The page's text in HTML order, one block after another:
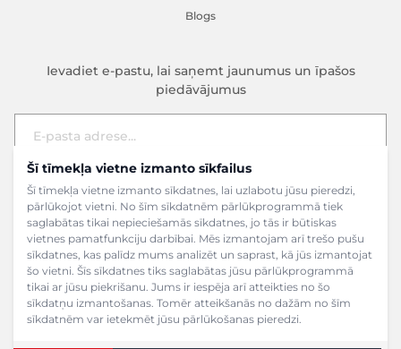
Šī tīmekļa vietne izmanto sīkfailus
Šī tīmekļa vietne izmanto sīkdatnes, lai uzlabotu jūsu pieredzi,
pārlūkojot vietni. No šīm sīkdatnēm pārlūkprogrammā tiek
saglabātas tikai nepieciešamās sīkdatnes, jo tās ir būtiskas
vietnes pamatfunkciju darbībai. Mēs izmantojam arī trešo pušu
sīkdatnes, kas palīdz mums analizēt un saprast, kā jūs izmantojat
šo vietni. Šīs sīkdatnes tiks saglabātas jūsu pārlūkprogrammā
tikai ar jūsu piekrišanu. Jums ir iespēja arī atteikties no šo
sīkdatņu izmantošanas. Tomēr atteikšanās no dažām no šīm
sīkdatnēm var ietekmēt jūsu pārlūkošanas pieredzi.
Blogs
Ievadiet e-pastu, lai saņemt jaunumus un īpašos
piedāvājumus
E-pasta adrese
Pieteikties